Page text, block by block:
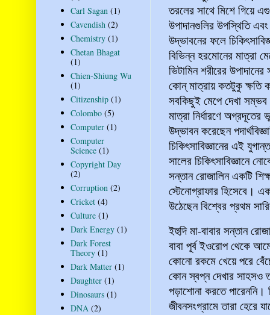
তরলের সাথে মিশে গিয়ে
উপাদানগুলির উপস্থিতি
উদ্ভাবনের ফলে
বিভিন্ন হরমোনের মাত্রা
ভিটামিন শরীরের
কোন্‌ মাত্রায় কতটুকু ক্ষতি
সবকিছুই মেপে দেখা
মাত্রা নির্ধারণে
উদ্ভাবন করেছেন
চিকিৎসাবিজ্ঞানের এই
সালের চিকিৎসাবিজ্ঞানে
সন্তান রোজালিন একটি
স্টেনোগ্রাফার হিসেবে।
উঠেছেন বিশ্বের প্রথম
ইহুদি মা-বাবার সন্তান
বাবা পূর্ব ইওরোপ থেকে
কোনো রকমে খেয়ে পরে
কোন স্বপ্ন দেখার সাহসও
পড়াশোনা করতে পারেননি।
জীবনসংগ্রামে তারা হেরে
Carl Sagan (1)
Cavendish (2)
Chemistry (1)
Chetan Bhagat
(1)
Chien-Shiung Wu
(1)
Citizenship (1)
Colombo (5)
Computer (1)
Computer
Science (1)
Copyright Day
(2)
Corruption (2)
Cricket (4)
Culture (1)
Dark Energy (1)
Dark Forest
Theory (1)
Dark Matter (1)
Daughter (1)
Dinosaurs (1)
DNA (2)